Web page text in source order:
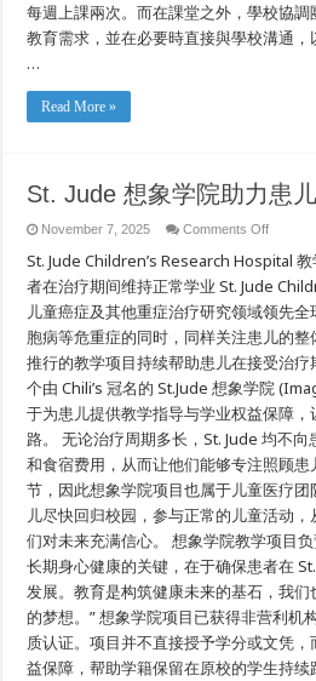
每週上課兩次。而在課堂之外，學校協
教育需求，並在必要時直接與學校溝通，
…
Read More »
St. Jude 想象学院助力患
November 7, 2025 Comments Offon
Jude
象
学
院
助
力
患
儿
全
面
成
长
St. Jude Children’s Research Hospital
者在治疗期间维持正常学业 St. Jude
儿童癌症及其他重症治疗研究领域领先
胞病等危重症的同时，同样关注患儿的整
推行的教学项目持续帮助患儿在接受治
个由 Chili’s 冠名的 St.Jude 想象学院
于为患儿提供教学指导与学业权益保障
路。 无论治疗周期多长，St. Jude 均不
和食宿费用，从而让他们能够专注照顾
节，因此想象学院项目也属于儿童医疗
儿尽快回归校园，参与正常的儿童活动
们对未来充满信心。 想象学院教学项目
长期身心健康的关键，在于确保患者在
发展。教育是构筑健康未来的基石，我
的梦想。” 想象学院项目已获得非营利机
质认证。项目并不直接授予学分或文凭
益保障，帮助学籍保留在原校的学生持